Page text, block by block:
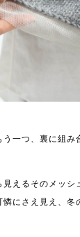
う一つ、裏に組
えるそのメッシ
にさえ見え、冬